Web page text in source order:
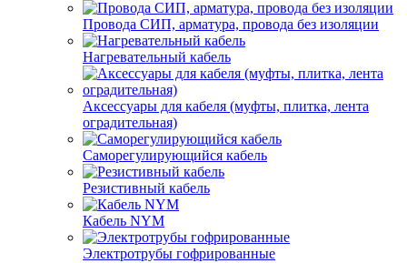
Провода СИП, арматура, провода без изоляции
Нагревательный кабель
Аксессуары для кабеля (муфты, плитка, лента
оградительная)
Саморегулирующийся кабель
Резистивный кабель
Кабель NYM
Электротрубы гофрированные